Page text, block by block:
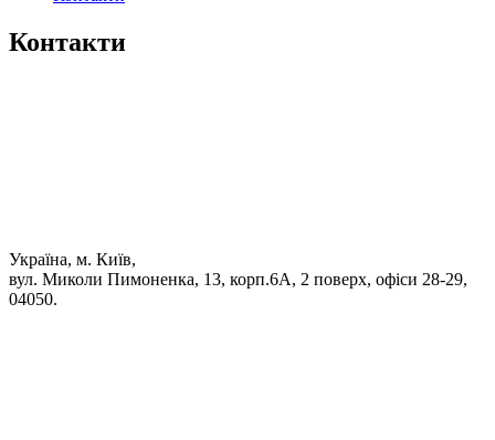
Контакти
Україна, м. Київ,
вул. Миколи Пимоненка, 13, корп.6А, 2 поверх, офіси 28-29,
04050.